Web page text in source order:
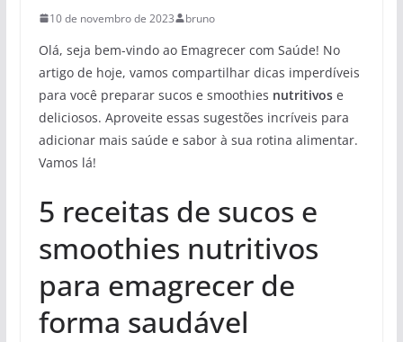
10 de novembro de 2023 bruno
Olá, seja bem-vindo ao Emagrecer com Saúde! No
artigo de hoje, vamos compartilhar dicas imperdíveis
para você preparar sucos e smoothies nutritivose
deliciosos. Aproveite essas sugestões incríveis para
adicionar mais saúde e sabor à sua rotina alimentar.
Vamos lá!
5 receitas de sucos e
smoothies nutritivos
para emagrecer de
forma saudável